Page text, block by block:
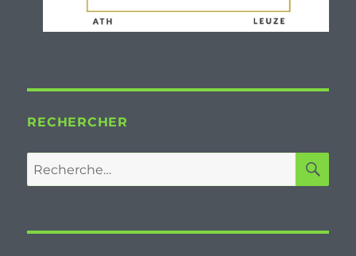
RECHERCHER
Recherche
pour :